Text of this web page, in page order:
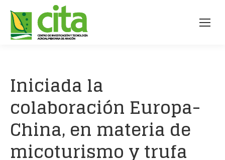
Iniciada la
colaboración Europa-
China, en materia de
micoturismo y trufa